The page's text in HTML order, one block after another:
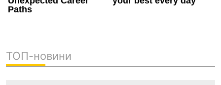
ТОП-новини